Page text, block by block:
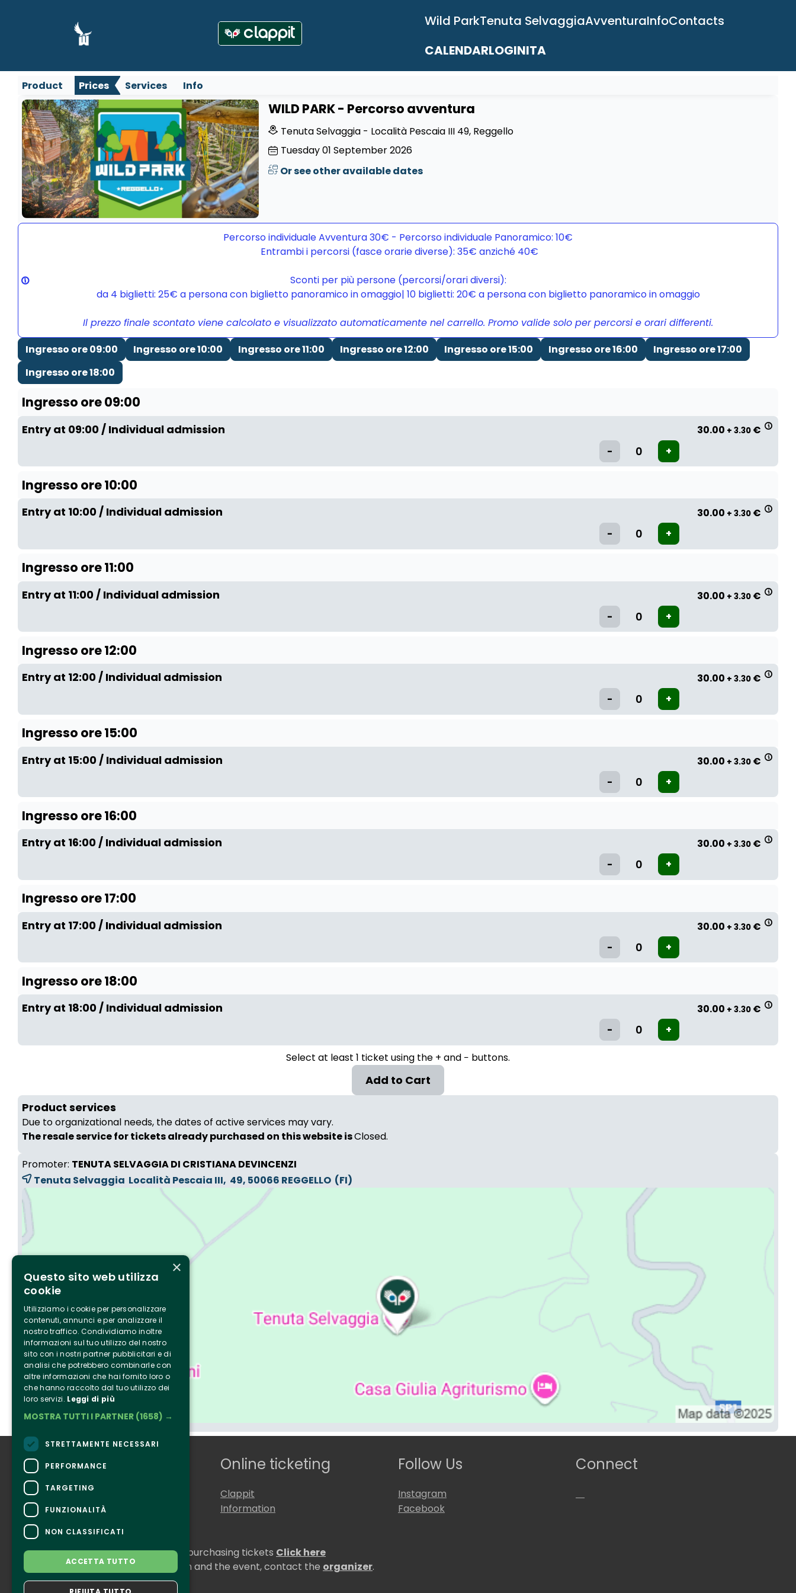
Wild ParkTenuta SelvaggiaAvventuraInfoContacts
CALENDARLOGINITA
Product Prices Services Info
WILD PARK - Percorso avventura
Tenuta Selvaggia - Località Pescaia III 49, Reggello
Tuesday01 September 2026
Or see other available dates
Percorso individuale Avventura 30€ - Percorso individuale Panoramico: 10€
Entrambi i percorsi (fasce orarie diverse): 35€ anziché 40€
Sconti per più persone (percorsi/orari diversi):
da 4 biglietti: 25€ a persona con biglietto panoramico in omaggio| 10 biglietti: 20€ a persona con biglietto panoramico in omaggio
Il prezzo finale scontato viene calcolato e visualizzato automaticamente nel carrello. Promo valide solo per percorsi e orari differenti.
Ingresso ore 09:00
Ingresso ore 10:00 Ingresso ore 11:00 Ingresso ore 12:00 Ingresso ore 15:00 Ingresso ore 16:00
Ingresso ore 17:00
Ingresso ore 18:00
Ingresso ore 09:00
Entry at 09:00 / Individual admission 30.00 + 3.30 €
Ingresso ore 10:00
Entry at 10:00 / Individual admission 30.00 + 3.30 €
Ingresso ore 11:00
Entry at 11:00 / Individual admission 30.00 + 3.30 €
Ingresso ore 12:00
Entry at 12:00 / Individual admission 30.00 + 3.30 €
Ingresso ore 15:00
Entry at 15:00 / Individual admission 30.00 + 3.30 €
Ingresso ore 16:00
Entry at 16:00 / Individual admission 30.00 + 3.30 €
Ingresso ore 17:00
Entry at 17:00 / Individual admission 30.00 + 3.30 €
Ingresso ore 18:00
Entry at 18:00 / Individual admission 30.00 + 3.30 €
Select at least 1 ticket using the + and − buttons.
Product services
Due to organizational needs, the dates of active services may vary.
The resale service for tickets already purchased on this website isClosed.
Promoter: TENUTA SELVAGGIA DI CRISTIANA DEVINCENZI
Tenuta Selvaggia Località Pescaia III, 49, 50066 REGGELLO (FI)
Who we are
Tenuta Selvaggia
Contacts
Online ticketing
Clappit
Information
Follow Us
Instagram
Facebook
Connect
CONTACTS
For information and support in purchasing tickets Click here
For information on the program and the event, contact the organizer.
Accessibility statement
×
Questo sito web utilizza
cookie
Utilizziamo i cookie per personalizzare
contenuti, annunci e per analizzare il
nostro traffico. Condividiamo inoltre
informazioni sul tuo utilizzo del nostro
sito con i nostri partner pubblicitari e di
analisi che potrebbero combinarle con
altre informazioni che hai fornito loro o
che hanno raccolto dal tuo utilizzo dei
loro servizi. Leggi di più
MOSTRA TUTTI I PARTNER (1658) →
STRETTAMENTE NECESSARI
PERFORMANCE
TARGETING
FUNZIONALITÀ
NON CLASSIFICATI
ACCETTA TUTTO